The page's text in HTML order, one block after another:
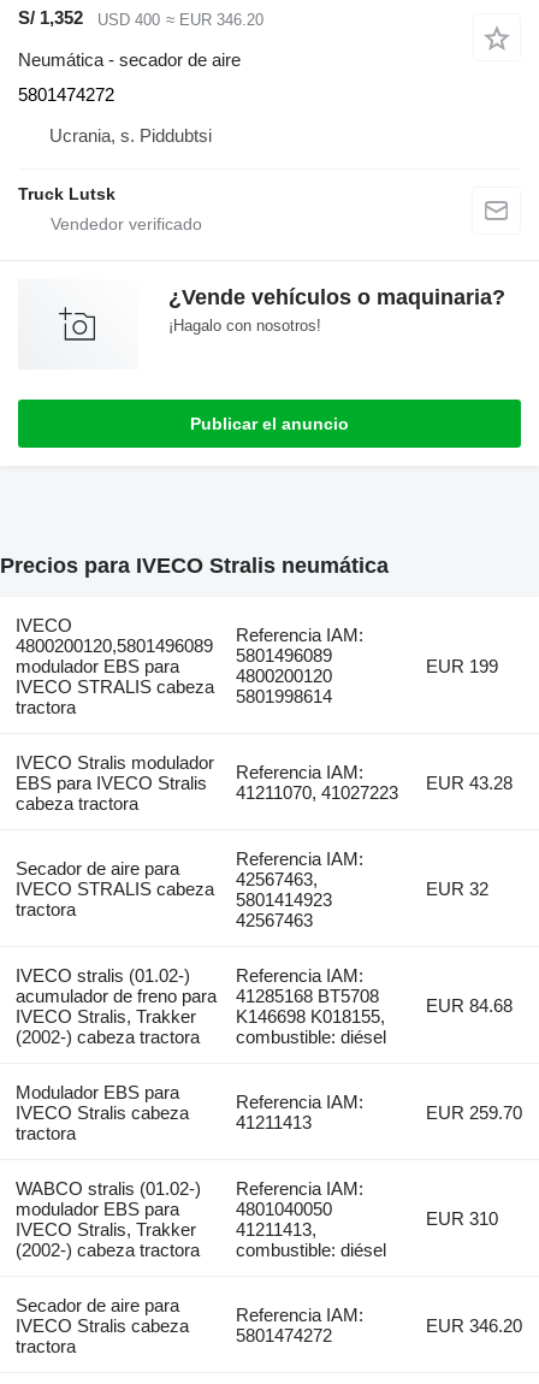
S/ 1,352 USD 400 ≈ EUR 346.20
Neumática - secador de aire
5801474272
Ucrania, s. Piddubtsi
Truck Lutsk
¿Vende vehículos o maquinaria?
¡Hagalo con nosotros!
Publicar el anuncio
Precios para IVECO Stralis neumática
IVECO
4800200120,5801496089
modulador EBS para
IVECO STRALIS cabeza
tractora
Referencia IAM:
5801496089
4800200120
5801998614
EUR 199
IVECO Stralis modulador
EBS para IVECO Stralis
cabeza tractora
Referencia IAM:
41211070, 41027223
EUR 43.28
Secador de aire para
IVECO STRALIS cabeza
tractora
Referencia IAM:
42567463,
5801414923
42567463
EUR 32
IVECO stralis (01.02-)
acumulador de freno para
IVECO Stralis, Trakker
(2002-) cabeza tractora
Referencia IAM:
41285168 BT5708
K146698 K018155,
combustible: diésel
EUR 84.68
Modulador EBS para
IVECO Stralis cabeza
tractora
Referencia IAM:
41211413
EUR 259.70
WABCO stralis (01.02-)
modulador EBS para
IVECO Stralis, Trakker
(2002-) cabeza tractora
Referencia IAM:
4801040050
41211413,
combustible: diésel
EUR 310
Secador de aire para
IVECO Stralis cabeza
tractora
Referencia IAM:
5801474272
EUR 346.20